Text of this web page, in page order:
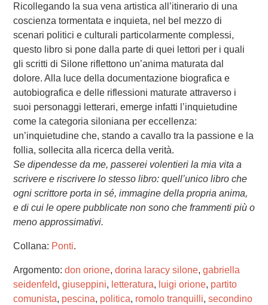
Ricollegando la sua vena artistica all’itinerario di una
coscienza tormentata e inquieta, nel bel mezzo di
scenari politici e culturali particolarmente complessi,
questo libro si pone dalla parte di quei lettori per i quali
gli scritti di Silone riflettono un’anima maturata dal
dolore. Alla luce della documentazione biografica e
autobiografica e delle riflessioni maturate attraverso i
suoi personaggi letterari, emerge infatti l’inquietudine
come la categoria siloniana per eccellenza:
un’inquietudine che, stando a cavallo tra la passione e la
follia, sollecita alla ricerca della verità.
Se dipendesse da me, passerei volentieri la mia vita a
scrivere e riscrivere lo stesso libro: quell’unico libro che
ogni scrittore porta in sé, immagine della propria anima,
e di cui le opere pubblicate non sono che frammenti più o
meno approssimativi.
Collana: Ponti.
Argomento: don orione, dorina laracy silone, gabriella
seidenfeld, giuseppini, letteratura, luigi orione, partito
comunista, pescina, politica, romolo tranquilli, secondino